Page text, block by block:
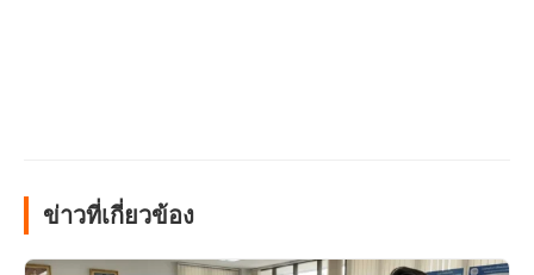
ข่าวที่เกี่ยวข้อง